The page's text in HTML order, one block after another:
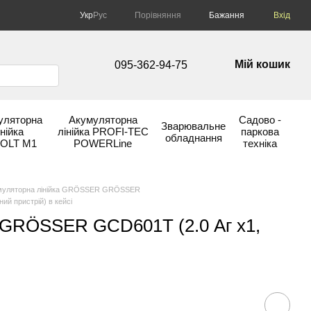
УкрРус Порівняння Бажання Вхід
095-362-94-75 Мій кошик
М1
Акумуляторна
лінійка PROFI-TEC
POWERLine
Зварювальне
обладнання
Садово -
паркова
техніка
лінійка GRÖSSER GRÖSSER
пристрій) в кейсі
GCD601Т (2.0 Аг х1,